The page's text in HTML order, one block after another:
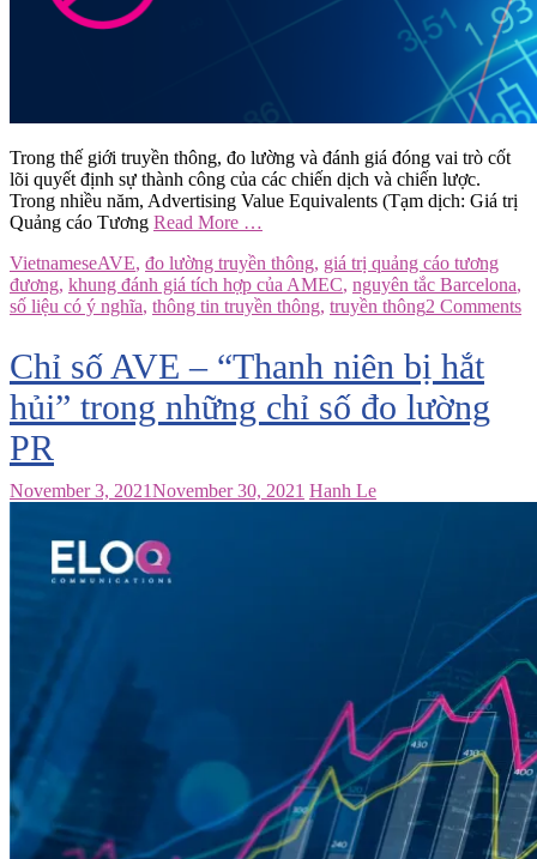
Trong thế giới truyền thông, đo lường và đánh giá đóng vai trò cốt
lõi quyết định sự thành công của các chiến dịch và chiến lược.
Trong nhiều năm, Advertising Value Equivalents (Tạm dịch: Giá trị
Quảng cáo Tương Read More …
VietnameseAVE, đo lường truyền thông, giá trị quảng cáo tương
đương, khung đánh giá tích hợp của AMEC, nguyên tắc Barcelona,
số liệu có ý nghĩa, thông tin truyền thông, truyền thông2 Comments
Chỉ số AVE – “Thanh niên bị hắt
hủi” trong những chỉ số đo lường
PR
November 3, 2021November 30, 2021 Hanh Le